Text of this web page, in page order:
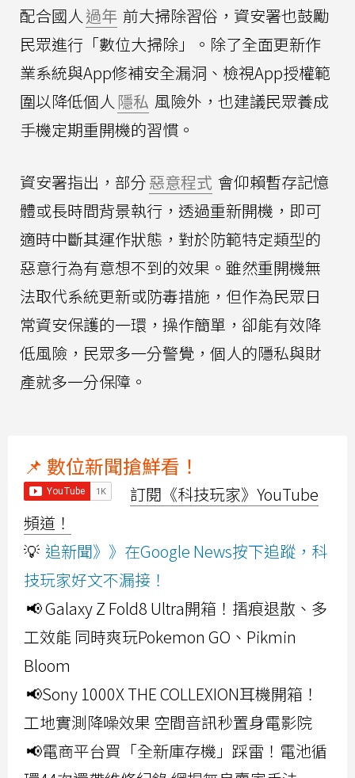
配合國人過年 前大掃除習俗，資安署也鼓勵
民眾進行「數位大掃除」。除了全面更新作
業系統與App修補安全漏洞、檢視App授權範
圍以降低個人 隱私 風險外，也建議民眾養成
手機定期重開機的習慣。
資安署指出，部分惡意程式 會仰賴暫存記憶
體或長時間背景執行，透過重新開機，即可
適時中斷其運作狀態，對於防範特定類型的
惡意行為有意想不到的效果。雖然重開機無
法取代系統更新或防毒措施，但作為民眾日
常資安保護的一環，操作簡單，卻能有效降
低風險，民眾多一分警覺，個人的隱私與財
產就多一分保障。
📌 數位新聞搶鮮看！
訂閱《科技玩家》YouTube
頻道！
💡 追新聞》》在Google News按下追蹤，科
技玩家好文不漏接！
📢 Galaxy Z Fold8 Ultra開箱！摺痕退散、多
工效能 同時爽玩Pokemon GO、Pikmin
Bloom
📢Sony 1000X THE COLLEXION耳機開箱！
工地實測降噪效果 空間音訊秒置身電影院
📢電商平台買「全新庫存機」踩雷！電池循